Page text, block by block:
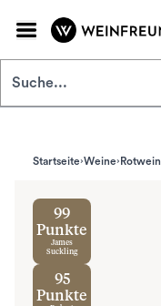
Startseite Weine Rotwein
99
Punkte
James
Suckling
95
Punkte